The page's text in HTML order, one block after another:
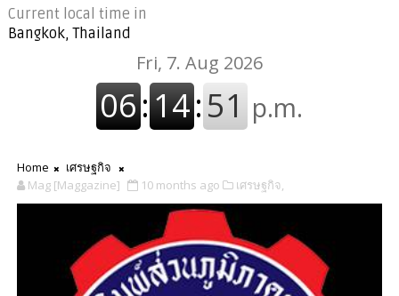
Current local time in
Bangkok, Thailand
Home
เศรษฐกิจ
Mag [Maggazine]
10 months ago เศรษฐกิจ,